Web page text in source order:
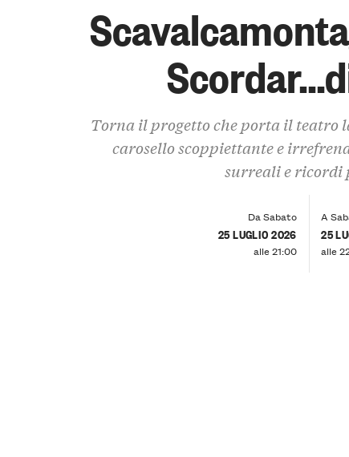
Torna il progetto che porta il teatro
carosello scoppiettante e
surreali e ricordi
Da Sabato
25 LUGLIO 2026
alle 21:00
A
25
alle